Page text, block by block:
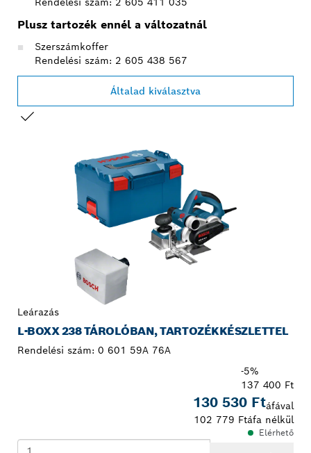
Plusz tartozék ennél a változatnál
Szerszámkoffer
Rendelési szám: 2 605 438 567
Általad kiválasztva
Leárazás
L-BOXX 238 TÁROLÓBAN, TARTOZÉKKÉSZLETTEL
Rendelési szám: 0 601 59A 76A
-5%
137 400 Ft
130 530 Ftáfával
102 779 Ftáfa nélkül
Elérhető